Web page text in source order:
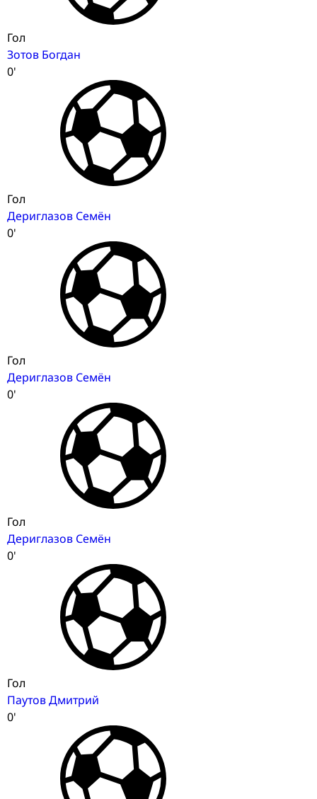
Гол
Зотов Богдан
0'
Гол
Дериглазов Семён
0'
Гол
Дериглазов Семён
0'
Гол
Дериглазов Семён
0'
Гол
Паутов Дмитрий
0'